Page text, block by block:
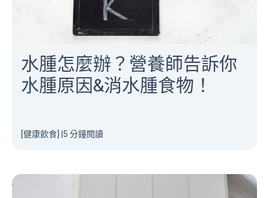
水腫怎麼辦？營養師告訴你
水腫原因&消水腫食物！
[健康飲食] 5 分鐘閱讀